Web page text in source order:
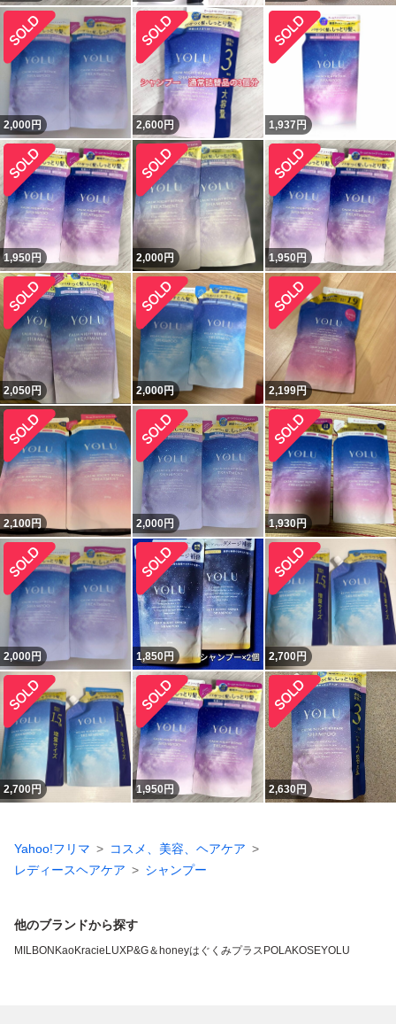
2,000円 2,600円 1,937 円
1,950 円 2,000円 1,950 円
2,050円 2,000円 2,199円
2,100円 2,000円 1,930円
2,000円 1,850円 2,700円
2,700円 1,950 円 2,630円
Yahoo!フリマ
コスメ、美容、ヘアケア
レディースヘアケア
シャンプー
他のブランドから探す
MILBON KaoKracie LUXP&G＆honeyはぐくみプラス POLAKOSEYOLU